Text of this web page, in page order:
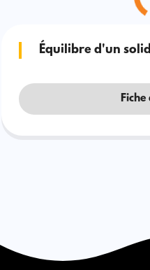
Équilibre d'un
Fiche